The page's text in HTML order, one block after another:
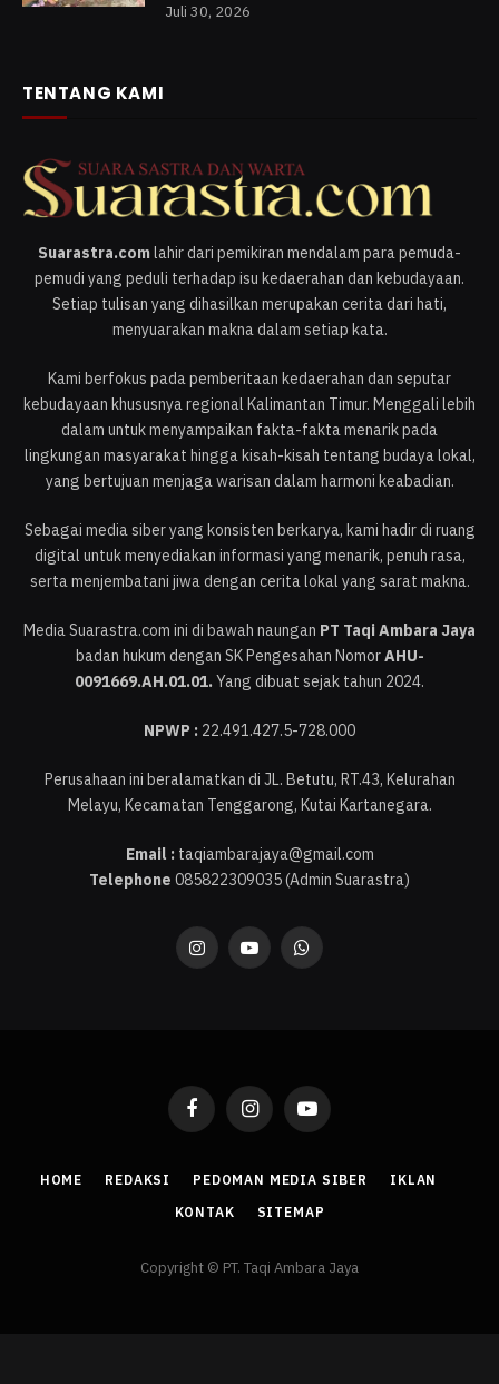
Juli 30, 2026
TENTANG KAMI
Suarastra.comlahir dari pemikiran mendalam para pemuda-
pemudi yang peduli terhadap isu kedaerahan dan kebudayaan.
Setiap tulisan yang dihasilkan merupakan cerita dari hati,
menyuarakan makna dalam setiap kata.
Kami berfokus pada pemberitaan kedaerahan dan seputar
kebudayaan khususnya regional Kalimantan Timur. Menggali lebih
dalam untuk menyampaikan fakta-fakta menarik pada
lingkungan masyarakat hingga kisah-kisah tentang budaya lokal,
yang bertujuan menjaga warisan dalam harmoni keabadian.
Sebagai media siber yang konsisten berkarya, kami hadir di ruang
digital untuk menyediakan informasi yang menarik, penuh rasa,
serta menjembatani jiwa dengan cerita lokal yang sarat makna.
Media Suarastra.com ini di bawah naungan PT Taqi Ambara Jaya
badan hukum dengan SK Pengesahan NomorAHU-
0091669.AH.01.01.Yang dibuat sejak tahun 2024.
NPWP : 22.491.427.5-728.000
Perusahaan ini beralamatkan di JL. Betutu, RT.43, Kelurahan
Melayu, Kecamatan Tenggarong, Kutai Kartanegara.
Email :taqiambarajaya@gmail.com
Telephone 085822309035 (Admin Suarastra)
InstagramYouTubeWhatsApp
FacebookInstagramYouTube
HOME REDAKSI PEDOMAN MEDIA SIBER
IKLAN
KONTAK
SITEMAP
Copyright © PT. Taqi Ambara Jaya